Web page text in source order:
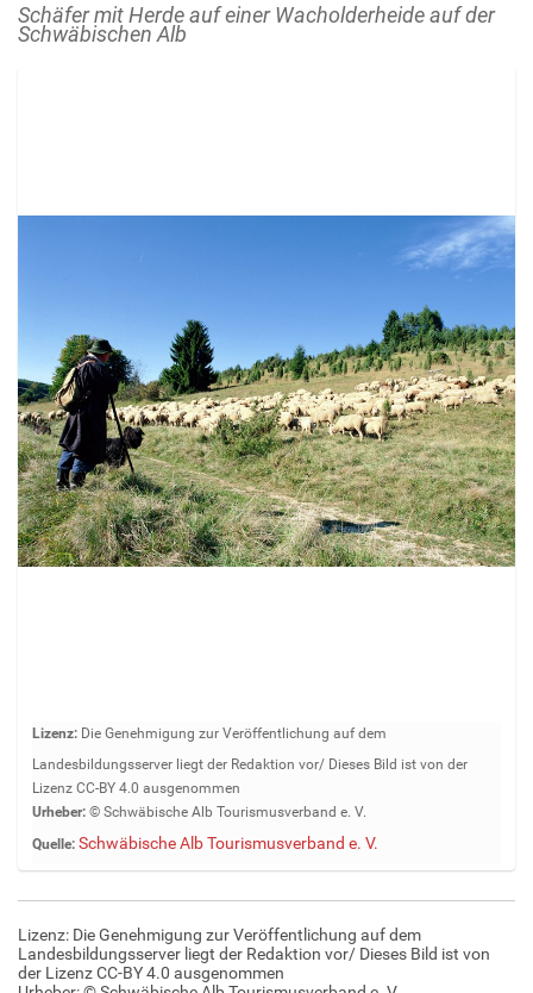
Schäfer mit Herde auf einer Wacholderheide auf der
Schwäbischen Alb
Z
e
i
g
B
i
l
n
Lizenz: Die Genehmigung zur Veröffentlichung auf dem
Landesbildungsserver liegt der Redaktion vor/ Dieses Bild ist von der
Lizenz CC-BY 4.0 ausgenommen
Urheber: © Schwäbische Alb Tourismusverband e. V.
Quelle: Schwäbische Alb Tourismusverband e. V.
Lizenz: Die Genehmigung zur Veröffentlichung auf dem
Landesbildungsserver liegt der Redaktion vor/ Dieses Bild ist von
der Lizenz CC-BY 4.0 ausgenommen